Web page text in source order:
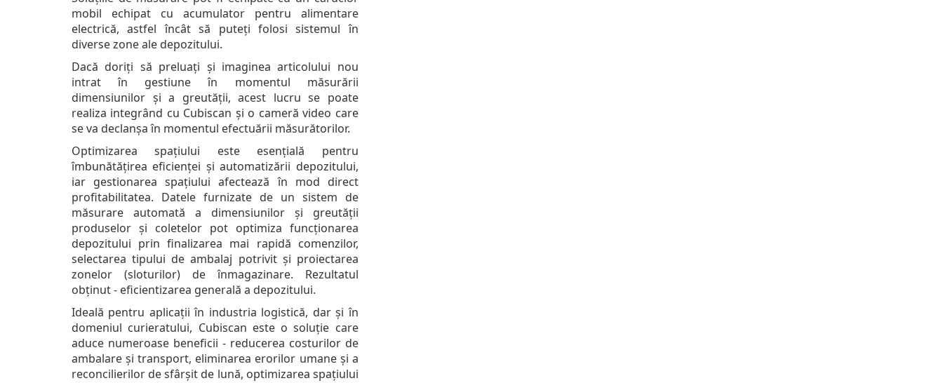
mobil echipat cu acumulator pentru alimentare
electrică, astfel încât să puteți folosi sistemul în
diverse zone ale depozitului.
Dacă doriți să preluați și imaginea articolului nou
intrat în gestiune în momentul măsurării
dimensiunilor și a greutății, acest lucru se poate
realiza integrând cu Cubiscan și o cameră video care
se va declanșa în momentul efectuării măsurătorilor.
Optimizarea spațiului este esențială pentru
îmbunătățirea eficienței și automatizării depozitului,
iar gestionarea spațiului afectează în mod direct
profitabilitatea. Datele furnizate de un sistem de
măsurare automată a dimensiunilor și greutății
produselor și coletelor pot optimiza funcționarea
depozitului prin finalizarea mai rapidă comenzilor,
selectarea tipului de ambalaj potrivit și proiectarea
zonelor (sloturilor) de înmagazinare. Rezultatul
obținut - eficientizarea generală a depozitului.
Ideală pentru aplicații în industria logistică, dar și în
domeniul curieratului, Cubiscan este o soluție care
aduce numeroase beneficii - reducerea costurilor de
ambalare și transport, eliminarea erorilor umane și a
reconcilierilor de sfârșit de lună, optimizarea spațiului